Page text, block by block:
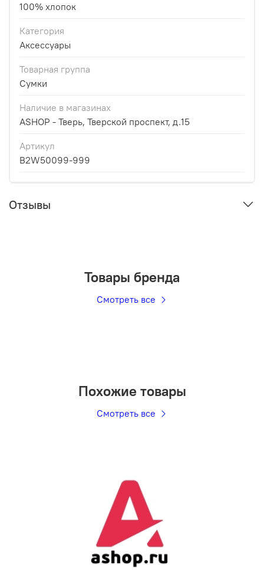
100% хлопок
Категория
Аксессуары
Товарная группа
Сумки
Наличие в магазинах
ASHOP - Тверь, Тверской проспект, д.15
Артикул
B2W50099-999
Отзывы
Товары бренда
Смотреть все
Похожие товары
Смотреть все